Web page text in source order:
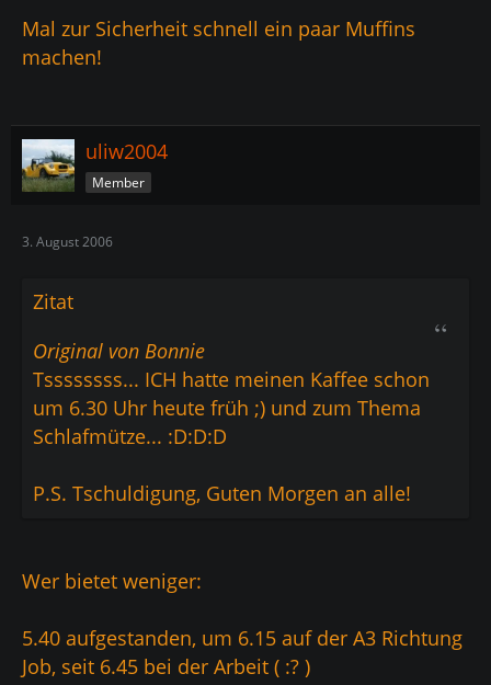
Mal zur Sicherheit schnell ein paar Muffins
machen!
uliw2004
Member
3. August 2006
Zitat
Original von Bonnie
Tssssssss... ICH hatte meinen Kaffee schon
um 6.30 Uhr heute früh ;) und zum Thema
Schlafmütze... :D:D:D
P.S. Tschuldigung, Guten Morgen an alle!
Wer bietet weniger:
5.40 aufgestanden, um 6.15 auf der A3 Richtung
Job, seit 6.45 bei der Arbeit ( :? )